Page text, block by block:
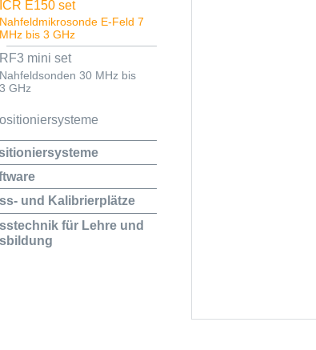
ICR E150 set
Nahfeldmikrosonde E-Feld 7
MHz bis 3 GHz
RF3 mini set
Nahfeldsonden 30 MHz bis
3 GHz
und Kalibrierplätze
für Lehre und